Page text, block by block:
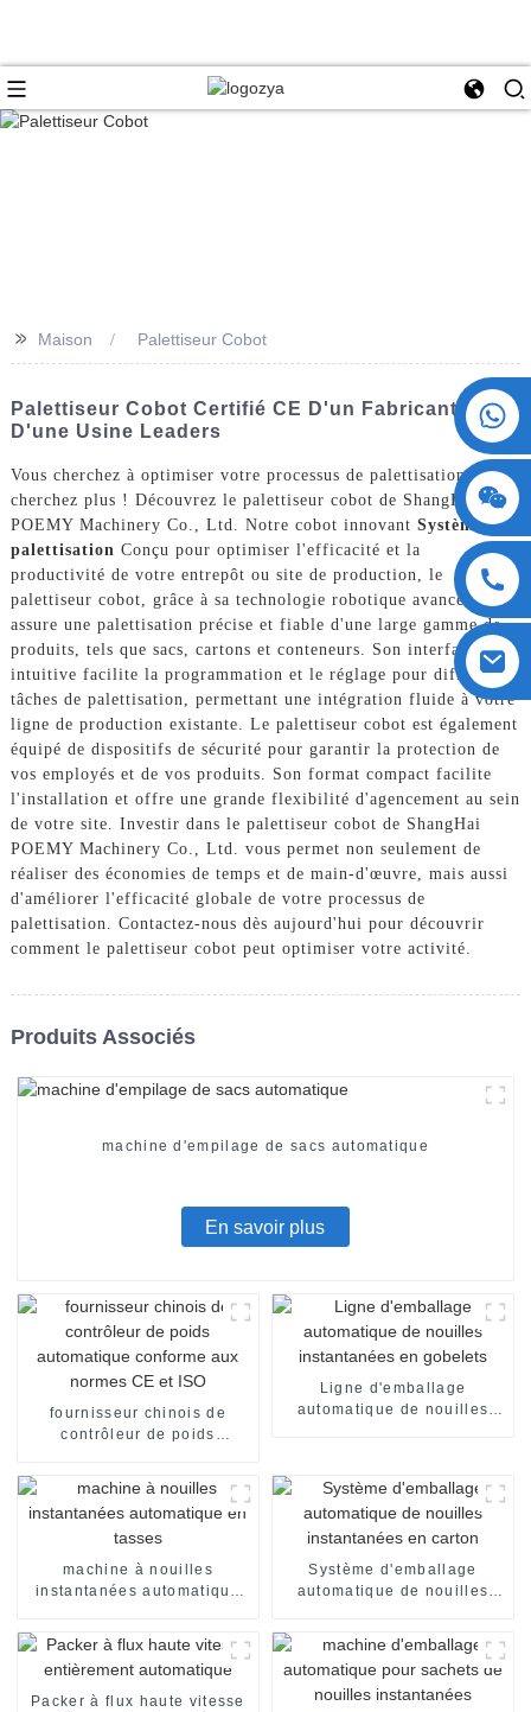
+86 15730993174
>> Maison Palettiseur Cobot
Palettiseur Cobot Certifié CE D'un Fabricant Et
D'une Usine Leaders
Vous cherchez à optimiser votre processus de palettisation ? Ne
cherchez plus ! Découvrez le palettiseur cobot de ShangHai
POEMY Machinery Co., Ltd. Notre cobot innovant Système de
palettisation Conçu pour optimiser l'efficacité et la
productivité de votre entrepôt ou site de production, le
palettiseur cobot, grâce à sa technologie robotique avancée,
assure une palettisation précise et fiable d'une large gamme de
produits, tels que sacs, cartons et conteneurs. Son interface
intuitive facilite la programmation et le réglage pour différentes
tâches de palettisation, permettant une intégration fluide à votre
ligne de production existante. Le palettiseur cobot est également
équipé de dispositifs de sécurité pour garantir la protection de
vos employés et de vos produits. Son format compact facilite
l'installation et offre une grande flexibilité d'agencement au sein
de votre site. Investir dans le palettiseur cobot de ShangHai
POEMY Machinery Co., Ltd. vous permet non seulement de
réaliser des économies de temps et de main-d'œuvre, mais aussi
d'améliorer l'efficacité globale de votre processus de
palettisation. Contactez-nous dès aujourd'hui pour découvrir
comment le palettiseur cobot peut optimiser votre activité.
Produits Associés
machine d'empilage de sacs automatique
En savoir plus
fournisseur chinois de
contrôleur de poids
Ligne d'emballage
automatique de nouilles
machine à nouilles
instantanées automatique
Système d'emballage
automatique de nouilles
Packer à flux haute vitesse